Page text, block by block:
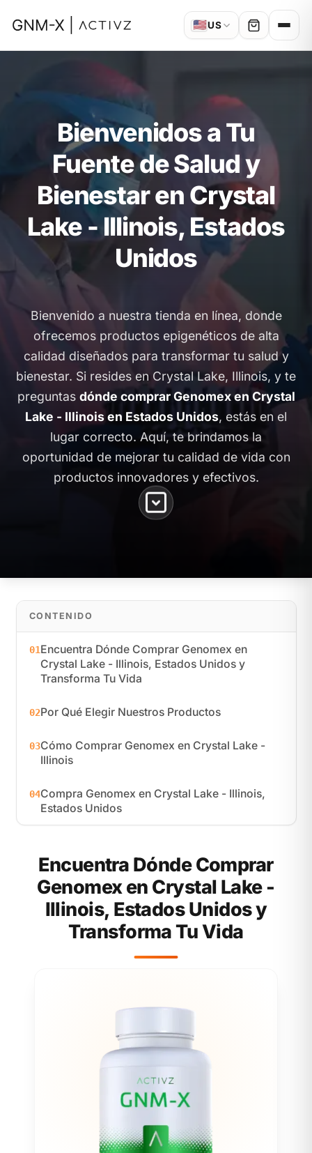
🇺🇸US
Bienvenidos a Tu
Fuente de Salud y
Bienestar en Crystal
Lake - Illinois, Estados
Unidos
Bienvenido a nuestra tienda en línea, donde
ofrecemos productos epigenéticos de alta
calidad diseñados para transformar tu salud y
bienestar. Si resides en Crystal Lake, Illinois, y te
preguntas dónde comprar Genomex en Crystal
Lake - Illinois en Estados Unidos, estás en el
lugar correcto. Aquí, te brindamos la
oportunidad de mejorar tu calidad de vida con
productos innovadores y efectivos.
CONTENIDO
01Encuentra Dónde Comprar Genomex en
Crystal Lake - Illinois, Estados Unidos y
Transforma Tu Vida
02Por Qué Elegir Nuestros Productos
03Cómo Comprar Genomex en Crystal Lake -
Illinois
04Compra Genomex en Crystal Lake - Illinois,
Estados Unidos
Encuentra Dónde Comprar
Genomex en Crystal Lake -
Illinois, Estados Unidos y
Transforma Tu Vida